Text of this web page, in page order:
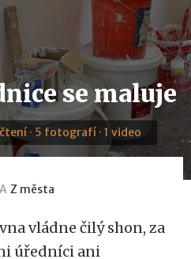
se maluje
· 5 fotografí · 1 video
Z města
vládne čilý shon, za
úředníci ani